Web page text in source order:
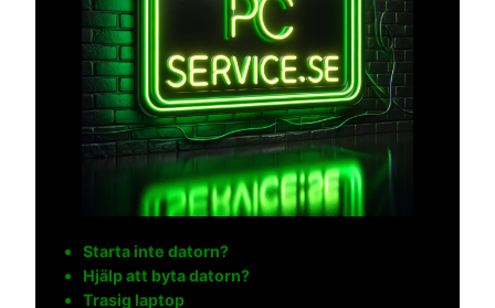
Starta inte datorn?
Hjälp att byta datorn?
Trasig laptop